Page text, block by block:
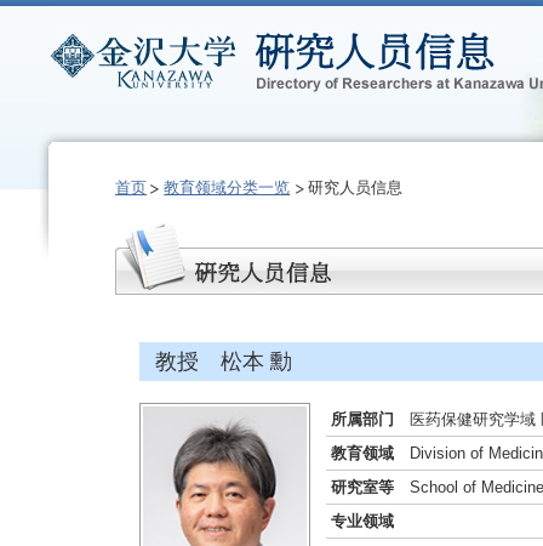
首页 教育领域分类一览 研究人员信息
教授 松本 勳
所属部门
医药保健研究学域
教育领域
Division of
研究室等
School of
专业领域